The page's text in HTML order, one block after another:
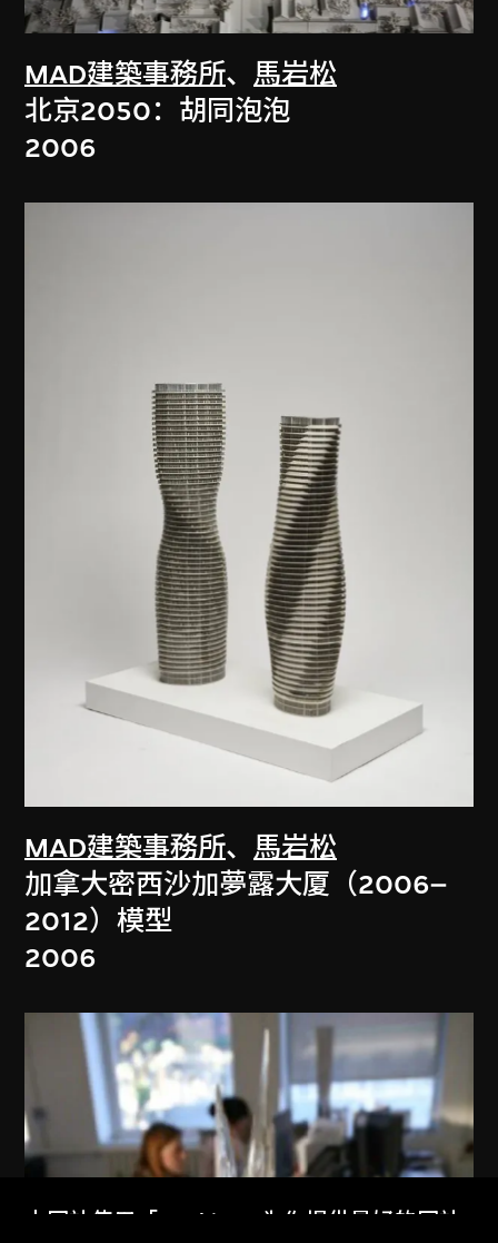
MAD建築事務所、 馬岩松
北京2050：胡同泡泡
2006
MAD建築事務所、 馬岩松
加拿大密西沙加夢露大厦（2006–
2012）模型
2006
本网站使用「Cookies」为你提供最好的网站